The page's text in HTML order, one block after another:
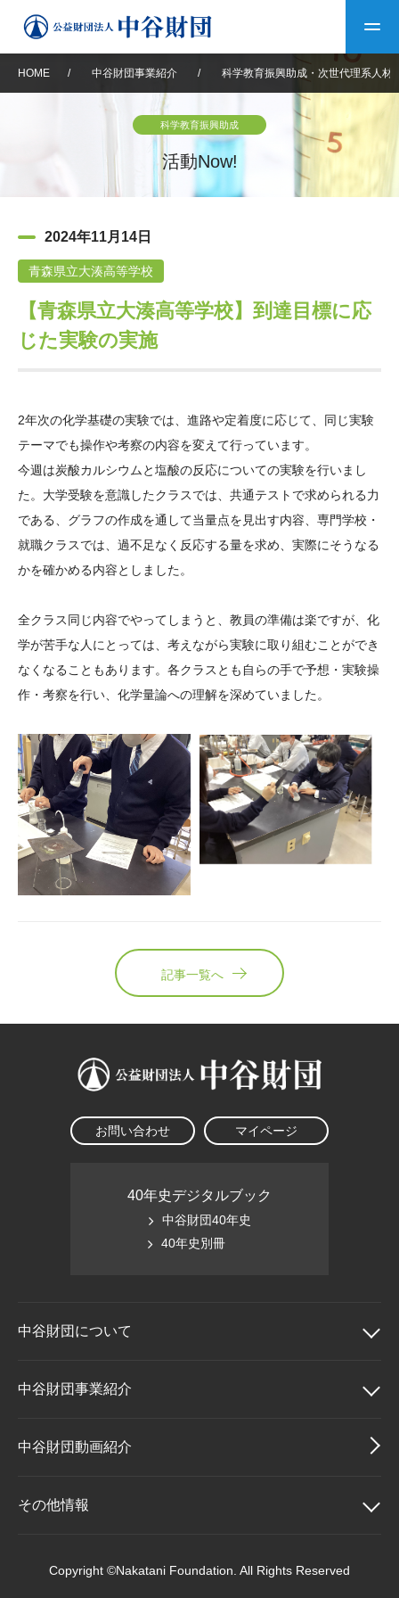
中谷財団について
設立趣意書
沿革 40年史デジタルブック
役員・評議員 公開情報
年報一覧 中谷財団レポート
中谷財団事業紹介
神戸賞 長期大型研究助成
大学院生奨学金
国際学生交流プログラ
ム
科学教育振興助成・
次世代理系人材育成プ
ログラム助成
中谷財団動画紹介
その他情報
アクセス よくあるご質問
サイトマップ 中谷財団アーカイブ
日本語 English マイページ
HOME / 中谷財団事業紹介 / 科学教育振興助成・次世代理系人材
科学教育振興助成
活動Now!
2024年11月14日
青森県立大湊高等学校
【青森県立大湊高等学校】到達目標に応
じた実験の実施
2年次の化学基礎の実験では、進路や定着度に応じて、同じ実験
テーマでも操作や考察の内容を変えて行っています。
今週は炭酸カルシウムと塩酸の反応についての実験を行いまし
た。大学受験を意識したクラスでは、共通テストで求められる力
である、グラフの作成を通して当量点を見出す内容、専門学校・
就職クラスでは、過不足なく反応する量を求め、実際にそうなる
かを確かめる内容としました。
全クラス同じ内容でやってしまうと、教員の準備は楽ですが、化
学が苦手な人にとっては、考えながら実験に取り組むことができ
なくなることもあります。各クラスとも自らの手で予想・実験操
作・考察を行い、化学量論への理解を深めていました。
記事一覧へ
お問い合わせ マイページ
40年史デジタルブック
中谷財団40年史
40年史別冊
中谷財団について
中谷財団について
理事長挨拶
設立趣意書
中谷財団事業紹介
中谷財団事業紹介
中谷賞
中谷財団動画紹介
その他情報
Copyright ©Nakatani Foundation. All Rights Reserved